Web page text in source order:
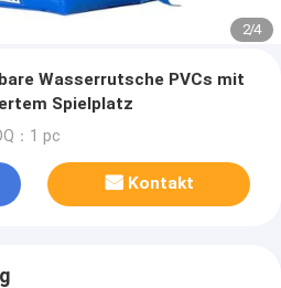
2/4
Wasserrutsche PVCs mit
Spielplatz
：1 pc
Kontakt